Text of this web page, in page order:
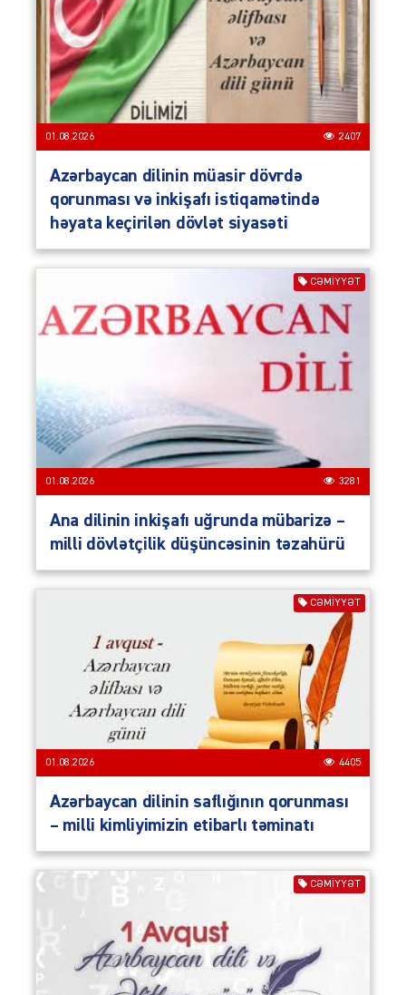
01.08.2026 2407
Azərbaycan dilinin müasir dövrdə
qorunması və inkişafı istiqamətində
həyata keçirilən dövlət siyasəti
CƏMIYYƏT
01.08.2026 3281
Ana dilinin inkişafı uğrunda mübarizə –
milli dövlətçilik düşüncəsinin təzahürü
CƏMIYYƏT
01.08.2026 4405
Azərbaycan dilinin saflığının qorunması
– milli kimliyimizin etibarlı təminatı
CƏMIYYƏT